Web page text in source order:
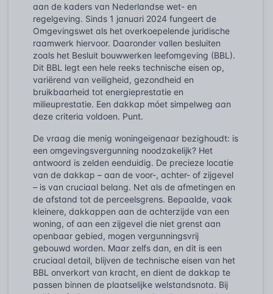
aan de kaders van Nederlandse wet- en
regelgeving. Sinds 1 januari 2024 fungeert de
Omgevingswet als het overkoepelende juridische
raamwerk hiervoor. Daaronder vallen besluiten
zoals het Besluit bouwwerken leefomgeving (BBL).
Dit BBL legt een hele reeks technische eisen op,
variërend van veiligheid, gezondheid en
bruikbaarheid tot energieprestatie en
milieuprestatie. Een dakkap móet simpelweg aan
deze criteria voldoen. Punt.
De vraag die menig woningeigenaar bezighoudt: is
een omgevingsvergunning noodzakelijk? Het
antwoord is zelden eenduidig. De precieze locatie
van de dakkap – aan de voor-, achter- of zijgevel
– is van cruciaal belang. Net als de afmetingen en
de afstand tot de perceelsgrens. Bepaalde, vaak
kleinere, dakkappen aan de achterzijde van een
woning, of aan een zijgevel die niet grenst aan
openbaar gebied, mogen vergunningsvrij
gebouwd worden. Maar zelfs dan, en dit is een
cruciaal detail, blijven de technische eisen van het
BBL onverkort van kracht, en dient de dakkap te
passen binnen de plaatselijke welstandsnota. Bij